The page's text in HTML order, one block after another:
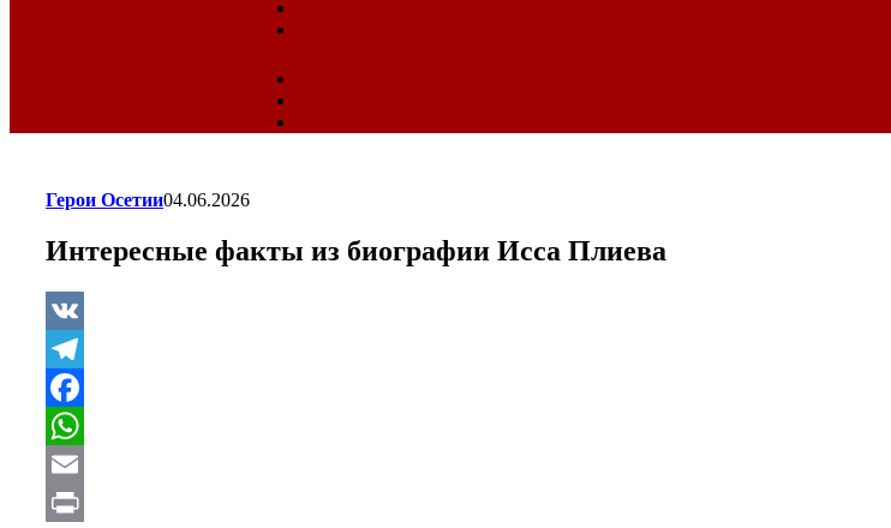
Герои Осетии04.06.2026
Интересные факты из биографии Исса Плиева
VK
Telegram
Facebook
WhatsApp
Email